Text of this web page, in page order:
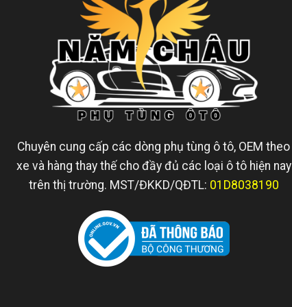
Chuyên cung cấp các dòng phụ tùng ô tô, OEM theo
xe và hàng thay thế cho đầy đủ các loại ô tô hiện nay
trên thị trường. MST/ĐKKD/QĐTL: 01D8038190